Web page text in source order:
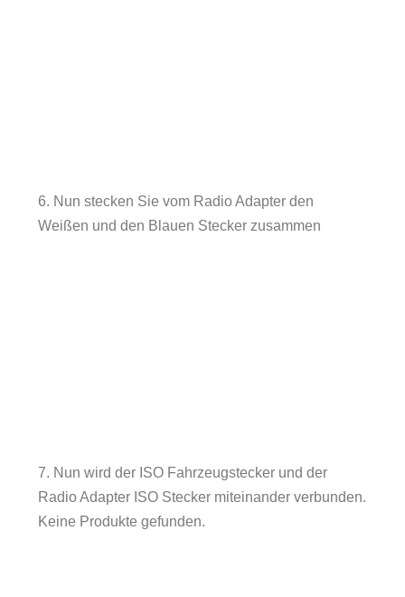
6. Nun stecken Sie vom Radio Adapter den
Weißen und den Blauen Stecker zusammen
7. Nun wird der ISO Fahrzeugstecker und der
Radio Adapter ISO Stecker miteinander verbunden.
Keine Produkte gefunden.